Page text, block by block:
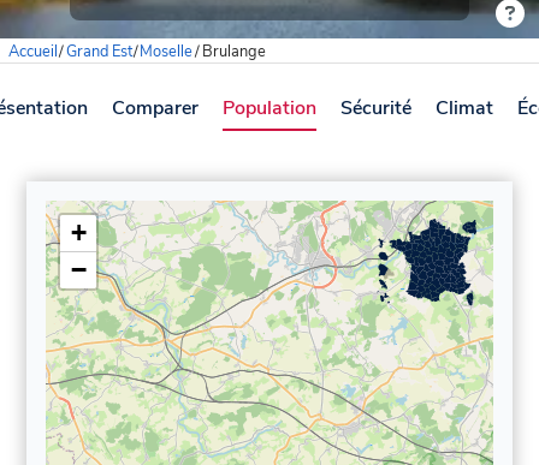
Accueil/Grand Est/Moselle/Brulange
Comparer Population Sécurité Climat
+
−